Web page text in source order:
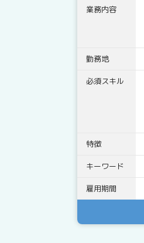
業務内容
勤務地
必須スキル
特徴
キーワード
雇用期間